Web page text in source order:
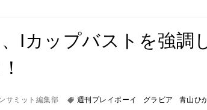
Iカップバストを強調
サミット編集部 週刊プレイボーイ グラビア 青山ひ